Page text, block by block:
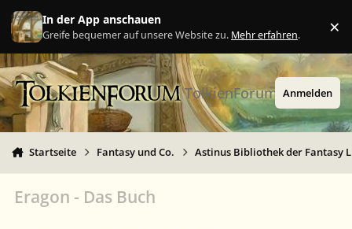
Zu Inhalt springen
In der App anschauen
Greife bequemer auf unsere Website zu. Mehr erfahren. ×
TolkienForum Anmelden
Startseite Fantasy und Co. Astinus Bibliothek der Fantasy
Eragon - Das Buch